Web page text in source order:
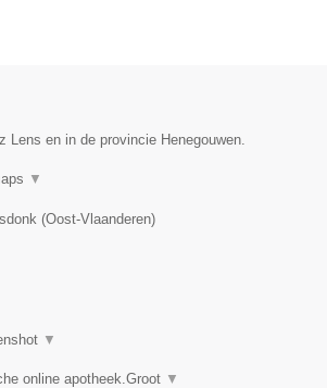
Lens en in de provincie Henegouwen.
▼
(Oost-Vlaanderen)
▼
online apotheek.Groot ▼